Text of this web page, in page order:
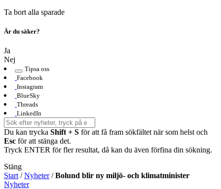
Ta bort alla sparade
Är du säker?
Ja
Nej
Tipsa oss
Facebook
Instagram
BlueSky
Threads
LinkedIn
Du kan trycka Shift + S för att få fram sökfältet när som helst och
Esc för att stänga det.
Tryck ENTER för fler resultat, då kan du även förfina din sökning.
Stäng
Start /Nyheter/Bolund blir ny miljö- och klimatminister
Nyheter